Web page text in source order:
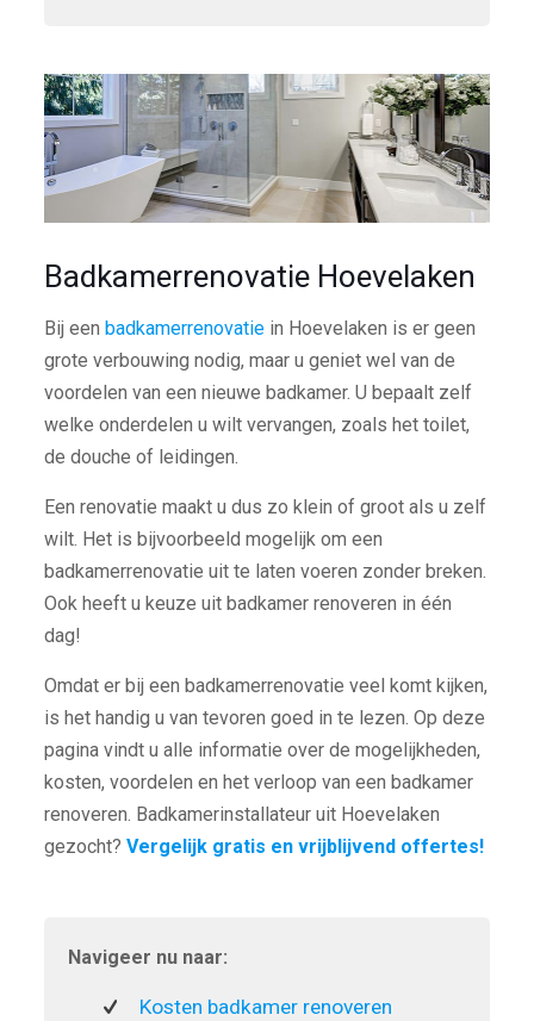
Badkamerrenovatie Hoevelaken
Bij een badkamerrenovatiein Hoevelaken is er geen
grote verbouwing nodig, maar u geniet wel van de
voordelen van een nieuwe badkamer. U bepaalt zelf
welke onderdelen u wilt vervangen, zoals het toilet,
de douche of leidingen.
Een renovatie maakt u dus zo klein of groot als u zelf
wilt. Het is bijvoorbeeld mogelijk om een
badkamerrenovatie uit te laten voeren zonder breken.
Ook heeft u keuze uit badkamer renoveren in één
dag!
Omdat er bij een badkamerrenovatie veel komt kijken,
is het handig u van tevoren goed in te lezen. Op deze
pagina vindt u alle informatie over de mogelijkheden,
kosten, voordelen en het verloop van een badkamer
renoveren. Badkamerinstallateur uit Hoevelaken
gezocht? Vergelijk gratis en vrijblijvend offertes!
Navigeer nu naar:
Kosten badkamer renoveren